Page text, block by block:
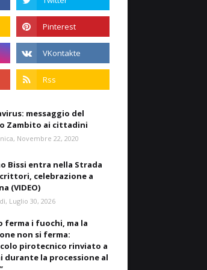
messaggio del
Zambito ai cittadini
Novembre 22, 2020
Bissi entra nella Strada
celebrazione a
(VIDEO)
Luglio 30, 2026
ferma i fuochi, ma la
non si ferma:
pirotecnico rinviato a
durante la processione al